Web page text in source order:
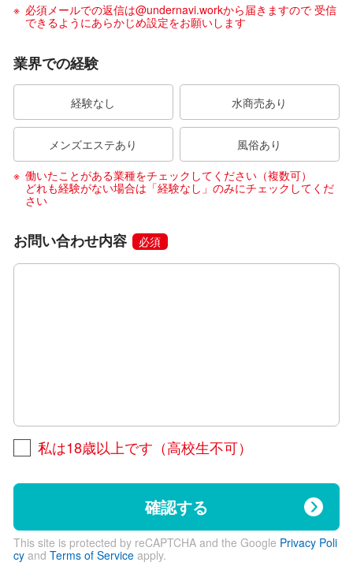
必須メールでの返信は@undernavi.workから届きますので 受信
できるようにあらかじめ設定をお願いします
業界での経験
経験なし 水商売あり
メンズエステあり
風俗あり
働いたことがある業種をチェックしてください（複数可）
どれも経験がない場合は「経験なし」のみにチェックしてくだ
さい
お問い合わせ内容 必須
私は18歳以上です（高校生不可）
確認する
This site is protected by reCAPTCHA and the Google Privacy Poli
cyand Terms of Serviceapply.